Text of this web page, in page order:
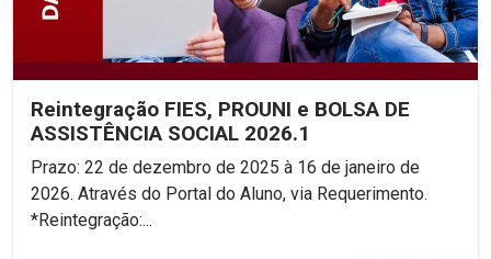
Reintegração FIES, PROUNI e BOLSA DE
ASSISTÊNCIA SOCIAL 2026.1
Prazo: 22 de dezembro de 2025 à 16 de janeiro de
2026. Através do Portal do Aluno, via Requerimento.
*Reintegração:...